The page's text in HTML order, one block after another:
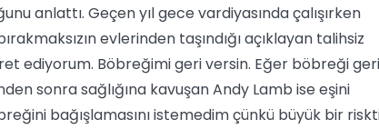
anlattı. Geçen yıl gece vardiyasında çalışırken
evlerinden taşındığı açıklayan talihsiz
ediyorum. Böbreğimi geri versin. Eğer böbreği geri
sonra sağlığına kavuşan Andy Lamb ise eşini
bağışlamasını istemedim çünkü büyük bir